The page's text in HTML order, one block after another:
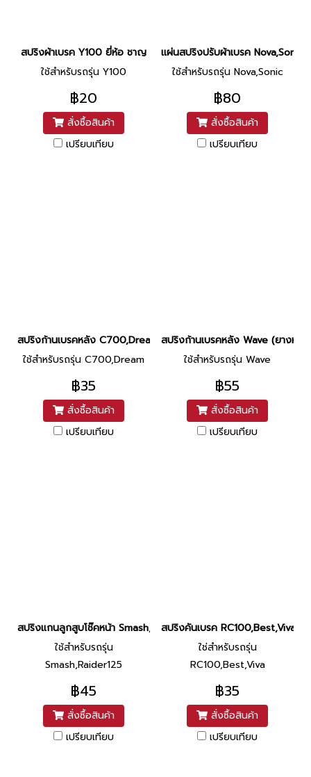
สปริงผ้าเบรค Y100 ยี่ห้อ ชาญ
ใช้สำหรับรถรุ่น Y100
฿20
สั่งซื้อสินค้า
เปรียบเทียบ
แผ่นสปริงปรับผ้าเบรค Nova,Sonic
ใช้สำหรับรถรุ่น Nova,Sonic
฿80
สั่งซื้อสินค้า
เปรียบเทียบ
สปริงก้านเบรคหลัง C700,Dream แท้ศูนย์ ยี่ห้อ Honda
ใช้สำหรับรถรุ่น C700,Dream
฿35
สั่งซื้อสินค้า
เปรียบเทียบ
สปริงก้านเบรคหลัง Wave (ยางหุ้ม
ใช้สำหรับรถรุ่น Wave
฿55
สั่งซื้อสินค้า
เปรียบเทียบ
สปริงแกนลูกสูบโช๊คหน้า Smash,Raider125 แท้ศูนย์ ยี่ห้อ Suzuki
ใช้สำหรับรถรุ่น
Smash,Raider125
฿45
สั่งซื้อสินค้า
เปรียบเทียบ
สปริงคันเบรค RC100,Best,Viva ยี่
ใช่สำหรับรถรุ่น
RC100,Best,Viva
฿35
สั่งซื้อสินค้า
เปรียบเทียบ